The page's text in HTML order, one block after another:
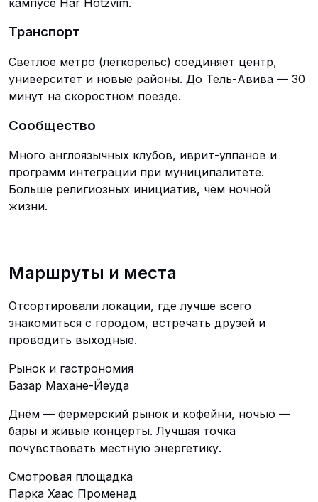
Транспорт
Светлое метро (легкорельс) соединяет центр,
университет и новые районы. До Тель-Авива — 30
минут на скоростном поезде.
Сообщество
Много англоязычных клубов, иврит-улпанов и
программ интеграции при муниципалитете.
Больше религиозных инициатив, чем ночной
жизни.
Маршруты и места
Отсортировали локации, где лучше всего
знакомиться с городом, встречать друзей и
проводить выходные.
Рынок и гастрономия
Базар Махане-Йеуда
Днём — фермерский рынок и кофейни, ночью —
бары и живые концерты. Лучшая точка
почувствовать местную энергетику.
Смотровая площадка
Парка Хаас Променад